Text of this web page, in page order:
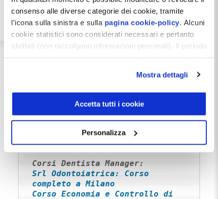
consenso alle diverse categorie dei cookie, tramite
l'icona sulla sinistra e sulla pagina cookie-policy . Alcuni
cookie statistici sono considerati necessari e pertanto
abilitati (non raccolgono informazioni personali). Il periodo
indirizzo:dentistamanager.it/contatti-dentista-
Chiudendo questo banner tramite apposita X in alto a
Mostra dettagli
Accetta tutti i cookie
Personalizza
Dentista Managerper confrontarti con i tuoi colleghi
Clicca qui per leggere altre Pillole del Dentista
Manager
Puoi approfondire gli argomenti con articoli e corsi
Convenienza fiscale della Srl
studio dentistico
Il compenso professionale nella
Srl Odontoiatrica
Srl Odontoiatrica: Corso
completo a Milano
Corso Economia e Controllo di